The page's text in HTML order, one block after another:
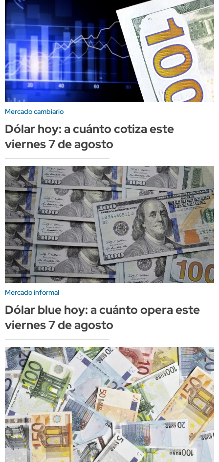
Mercado cambiario
Dólar hoy: a cuánto cotiza este
viernes 7 de agosto
Mercado informal
Dólar blue hoy: a cuánto opera este
viernes 7 de agosto